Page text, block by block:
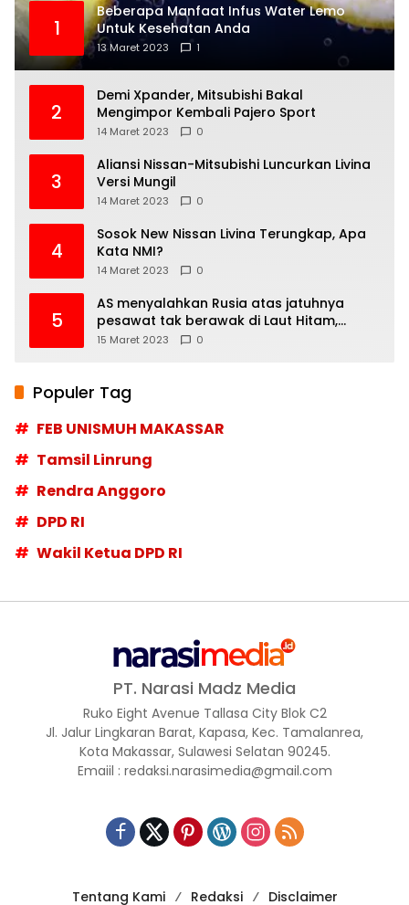
1
Beberapa Manfaat Infus Water Lemo
Untuk Kesehatan Anda
13 Maret 2023 1
2
Demi Xpander, Mitsubishi Bakal
Mengimpor Kembali Pajero Sport
14 Maret 2023 0
3
Aliansi Nissan-Mitsubishi Luncurkan Livina
Versi Mungil
14 Maret 2023 0
4
Sosok New Nissan Livina Terungkap, Apa
Kata NMI?
14 Maret 2023 0
5
AS menyalahkan Rusia atas jatuhnya
pesawat tak berawak di Laut Hitam,
Moskow menyangkal
15 Maret 2023 0
Populer Tag
FEB UNISMUH MAKASSAR
Tamsil Linrung
Rendra Anggoro
DPD RI
Wakil Ketua DPD RI
PT. Narasi Madz Media
Ruko Eight Avenue Tallasa City Blok C2
Jl. Jalur Lingkaran Barat, Kapasa, Kec. Tamalanrea,
Kota Makassar, Sulawesi Selatan 90245.
Emaiil : redaksi.narasimedia@gmail.com
Tentang Kami Redaksi Disclaimer